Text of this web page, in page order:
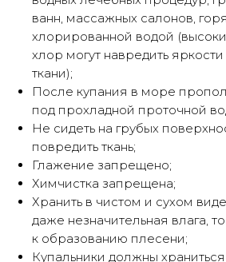
ванн, массажных салонов,
хлорированной водой
хлор могут навредить
ткани);
После купания в море
под прохладной проточной
Не сидеть на грубых
повредить ткань;
Глажение запрещено;
Химчистка запрещена;
Хранить в чистом и сухом
даже незначительная влага,
к образованию плесени;
Купальники должны
Без комиссий и
Понятно